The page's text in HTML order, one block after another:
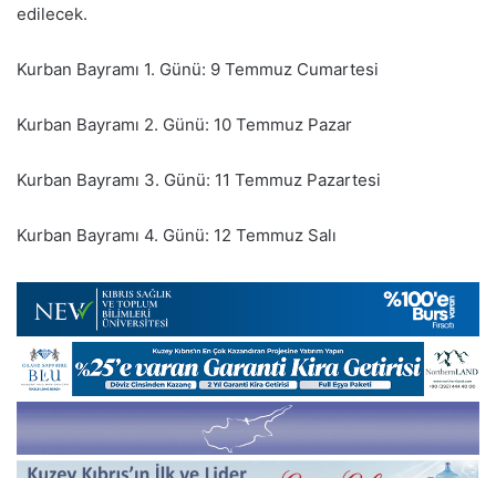
edilecek.
Kurban Bayramı 1. Günü: 9 Temmuz Cumartesi
Kurban Bayramı 2. Günü: 10 Temmuz Pazar
Kurban Bayramı 3. Günü: 11 Temmuz Pazartesi
Kurban Bayramı 4. Günü: 12 Temmuz Salı